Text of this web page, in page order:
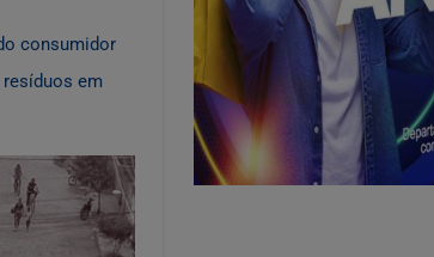
consumidor
em